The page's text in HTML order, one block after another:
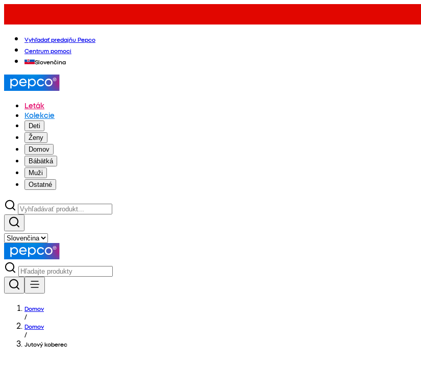
Vyhľadať predajňu Pepco
Centrum pomoci
Slovenčina
Leták
Kolekcie
Deti
Ženy
Domov
Bábätká
Muži
Ostatné
Domov
/
Domov
/
Jutový koberec